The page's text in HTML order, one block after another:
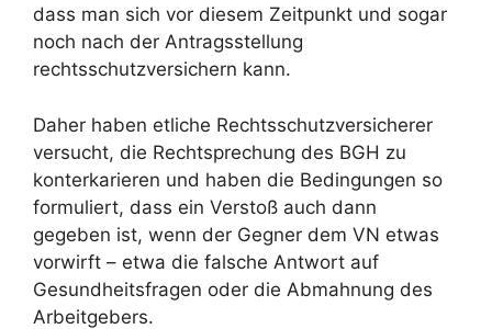
dass man sich vor diesem Zeitpunkt und sogar
noch nach der Antragsstellung
rechtsschutzversichern kann.
Daher haben etliche Rechtsschutzversicherer
versucht, die Rechtsprechung des BGH zu
konterkarieren und haben die Bedingungen so
formuliert, dass ein Verstoß auch dann
gegeben ist, wenn der Gegner dem VN etwas
vorwirft – etwa die falsche Antwort auf
Gesundheitsfragen oder die Abmahnung des
Arbeitgebers.